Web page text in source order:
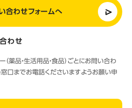
合わせフォームへ
わせ
薬品・生活用品・食品）ごとにお問い合わ
口までお電話くださいますようお願い申